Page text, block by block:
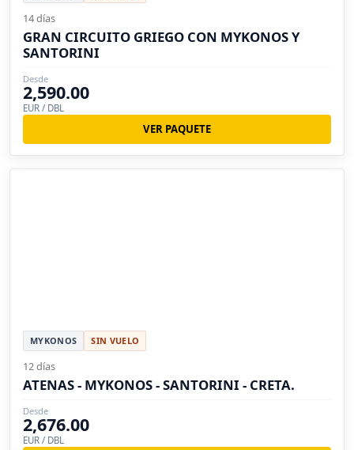
14 días
GRAN CIRCUITO GRIEGO CON MYKONOS Y
SANTORINI
Desde
2,590.00
EUR / DBL
VER PAQUETE
MYKONOS SIN VUELO
12 días
ATENAS - MYKONOS - SANTORINI - CRETA.
Desde
2,676.00
EUR / DBL